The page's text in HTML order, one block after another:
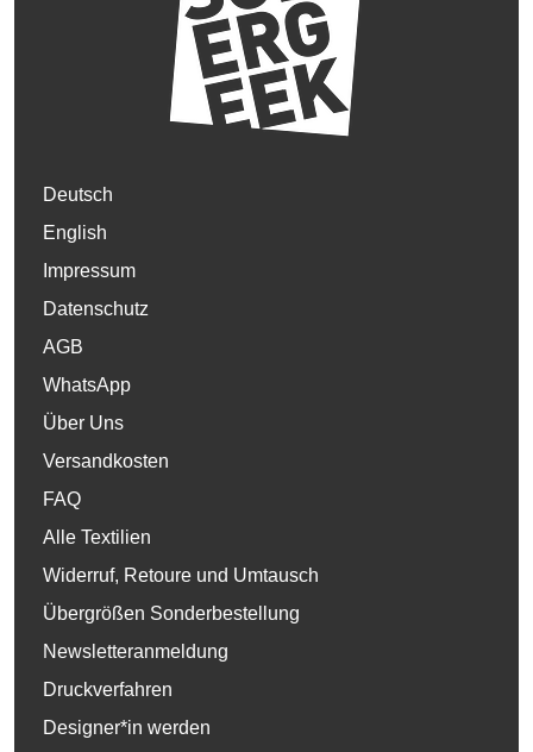
Deutsch
English
Impressum
Datenschutz
AGB
WhatsApp
Über Uns
Versandkosten
FAQ
Alle Textilien
Widerruf, Retoure und Umtausch
Übergrößen Sonderbestellung
Newsletteranmeldung
Druckverfahren
Designer*in werden